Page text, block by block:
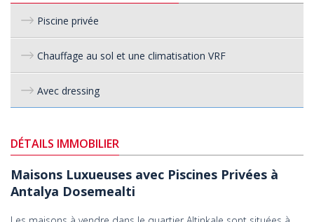
Piscine privée
Chauffage au sol et une climatisation VRF
Avec dressing
DÉTAILS IMMOBILIER
Maisons Luxueuses avec Piscines Privées à
Antalya Dosemealti